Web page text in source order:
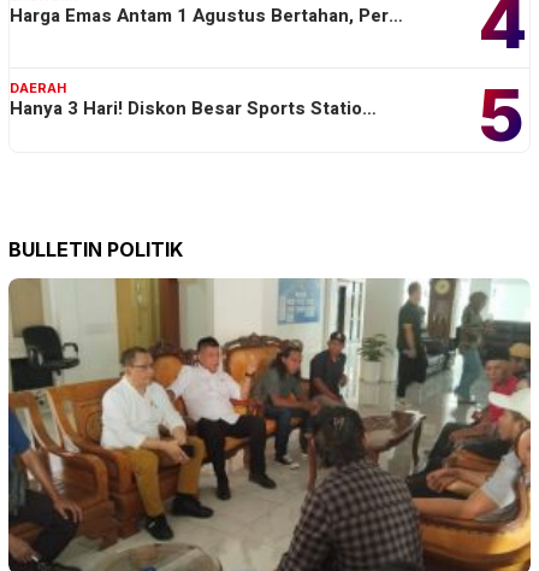
4
Harga Emas Antam 1 Agustus Bertahan, Per…
5
DAERAH
Hanya 3 Hari! Diskon Besar Sports Statio…
BULLETIN POLITIK